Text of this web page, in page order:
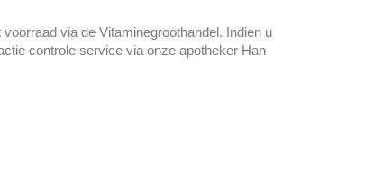
via de Vitaminegroothandel. Indien u
controle service via onze apotheker Han